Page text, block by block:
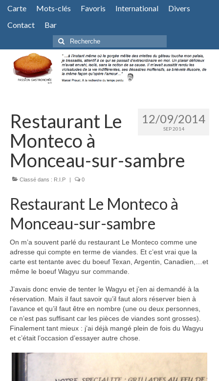
Carte Mots-clés Favoris International
Divers
Contact
Bar
Rechercher
:
12/09/2014
SEP 2014
Restaurant Le
Monteco à
Monceau-sur-sambre
Classé dans : R.I.P | 0
Restaurant Le Monteco à
Monceau-sur-sambre
On m’a souvent parlé du restaurant Le Monteco comme une
adresse qui compte en terme de viandes. Et c’est vrai que la
carte est tentante avec du boeuf Texan, Argentin, Canadien,…et
même le boeuf Wagyu sur commande.
J’avais donc envie de tenter le Wagyu et j’en ai demandé à la
réservation. Mais il faut savoir qu’il faut alors réserver bien à
l’avance et qu’il faut être en nombre (une ou deux personnes,
ce n’est pas suffisant car les pièces de viandes sont grosses).
Finalement tant mieux : j’ai déjà mangé plein de fois du Wagyu
et c’était l’occasion d’essayer autre chose.